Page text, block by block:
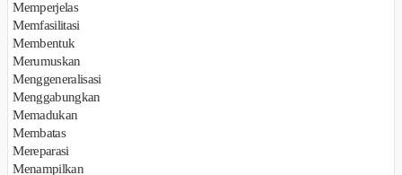
Memperjelas
Memfasilitasi
Membentuk
Merumuskan
Menggeneralisasi
Menggabungkan
Memadukan
Membatas
Mereparasi
Menampilkan